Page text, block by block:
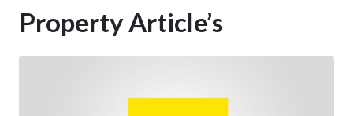
Property Article’s